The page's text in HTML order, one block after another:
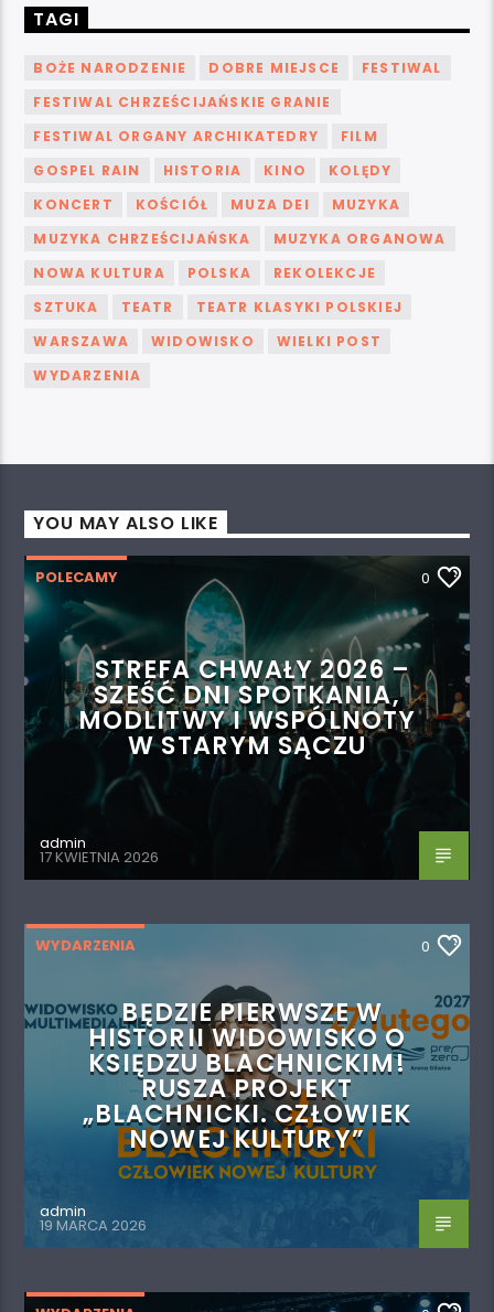
TAGI
BOŻE NARODZENIE DOBRE MIEJSCE
FESTIWAL
FESTIWAL CHRZEŚCIJAŃSKIE GRANIE
FESTIWAL ORGANY ARCHIKATEDRY
FILM
GOSPEL RAIN
HISTORIA KINO
KOLĘDY
KONCERT
KOŚCIÓŁ MUZA DEI
MUZYKA
MUZYKA CHRZEŚCIJAŃSKA
MUZYKA ORGANOWA
NOWA KULTURA
POLSKA
REKOLEKCJE
SZTUKA
TEATR
TEATR KLASYKI POLSKIEJ
WARSZAWA
WIDOWISKO
WIELKI POST
WYDARZENIA
YOU MAY ALSO LIKE
POLECAMY 0
STREFA CHWAŁY 2026 –
SZEŚĆ DNI SPOTKANIA,
MODLITWY I WSPÓLNOTY
W STARYM SĄCZU
admin
17 KWIETNIA 2026
WYDARZENIA 0
BĘDZIE PIERWSZE W
HISTORII WIDOWISKO O
KSIĘDZU BLACHNICKIM!
RUSZA PROJEKT
„BLACHNICKI. CZŁOWIEK
NOWEJ KULTURY”
admin
19 MARCA 2026